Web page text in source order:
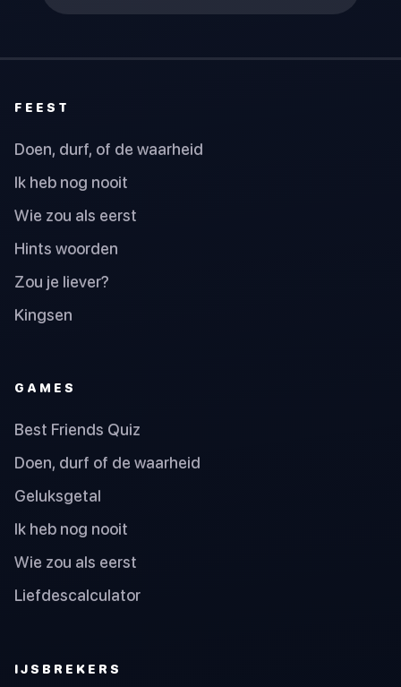
FEEST
Doen, durf, of de waarheid
Ik heb nog nooit
Wie zou als eerst
Hints woorden
Zou je liever?
Kingsen
GAMES
Best Friends Quiz
Doen, durf of de waarheid
Geluksgetal
Ik heb nog nooit
Wie zou als eerst
Liefdescalculator
IJSBREKERS